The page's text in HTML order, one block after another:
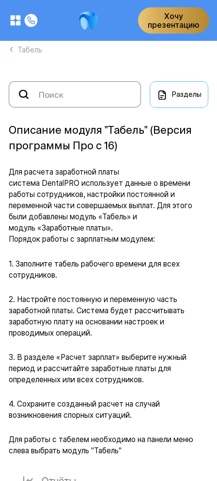
Хочу
презентацию
Табель
Разделы
Описание модуля "Табель" (Версия
программы Про с 16)
Для расчета заработной платы
система DentalPRO использует данные о времени
работы сотрудников, настройки постоянной и
переменной части совершаемых выплат. Для этого
были добавлены модуль «Табель» и
модуль «Заработные платы».
Порядок работы с зарплатным модулем:
1. Заполните табель рабочего времени для всех
сотрудников.
2. Настройте постоянную и переменную часть
заработной платы. Система будет рассчитывать
заработную плату на основании настроек и
проводимых операций.
3. В разделе «Расчет зарплат» выберите нужный
период и рассчитайте заработные платы для
определенных или всех сотрудников.
4. Сохраните созданный расчет на случай
возникновения спорных ситуаций.
Для работы с табелем необходимо на панели меню
слева выбрать модуль "Табель"